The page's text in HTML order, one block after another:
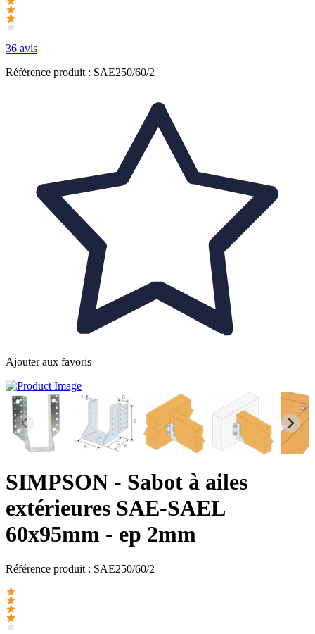
36 avis
Référence produit : SAE250/60/2
Ajouter aux favoris
SIMPSON - Sabot à ailes
extérieures SAE-SAEL
60x95mm - ep 2mm
Référence produit : SAE250/60/2